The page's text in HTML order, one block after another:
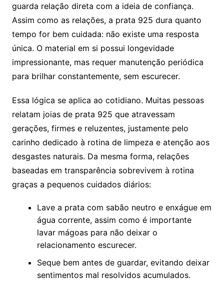
guarda relação direta com a ideia de confiança.
Assim como as relações, a prata 925 dura quanto
tempo for bem cuidada: não existe uma resposta
única. O material em si possui longevidade
impressionante, mas requer manutenção periódica
para brilhar constantemente, sem escurecer.
Essa lógica se aplica ao cotidiano. Muitas pessoas
relatam joias de prata 925 que atravessam
gerações, firmes e reluzentes, justamente pelo
carinho dedicado à rotina de limpeza e atenção aos
desgastes naturais. Da mesma forma, relações
baseadas em transparência sobrevivem à rotina
graças a pequenos cuidados diários:
Lave a prata com sabão neutro e enxágue em
água corrente, assim como é importante
lavar mágoas para não deixar o
relacionamento escurecer.
Seque bem antes de guardar, evitando deixar
sentimentos mal resolvidos acumulados.